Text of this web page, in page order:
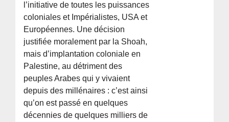
l’initiative de toutes les puissances
coloniales et Impérialistes, USA et
Européennes. Une décision
justifiée moralement par la Shoah,
mais d’implantation coloniale en
Palestine, au détriment des
peuples Arabes qui y vivaient
depuis des millénaires : c’est ainsi
qu’on est passé en quelques
décennies de quelques milliers de